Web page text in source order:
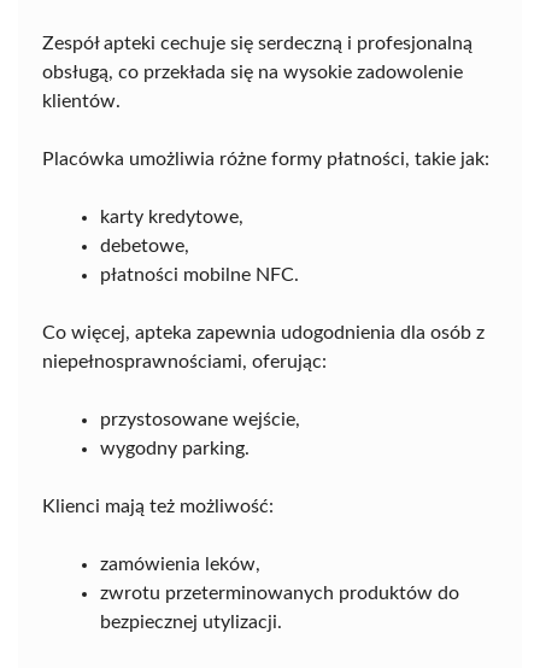
Zespół apteki cechuje się serdeczną i profesjonalną
obsługą, co przekłada się na wysokie zadowolenie
klientów.
Placówka umożliwia różne formy płatności, takie jak:
karty kredytowe,
debetowe,
płatności mobilne NFC.
Co więcej, apteka zapewnia udogodnienia dla osób z
niepełnosprawnościami, oferując:
przystosowane wejście,
wygodny parking.
Klienci mają też możliwość:
zamówienia leków,
zwrotu przeterminowanych produktów do
bezpiecznej utylizacji.